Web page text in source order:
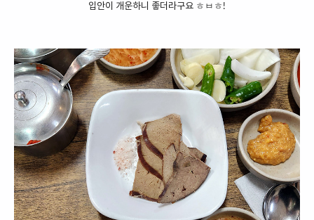
입안이 개운하니 좋더라구요 ㅎㅂㅎ!